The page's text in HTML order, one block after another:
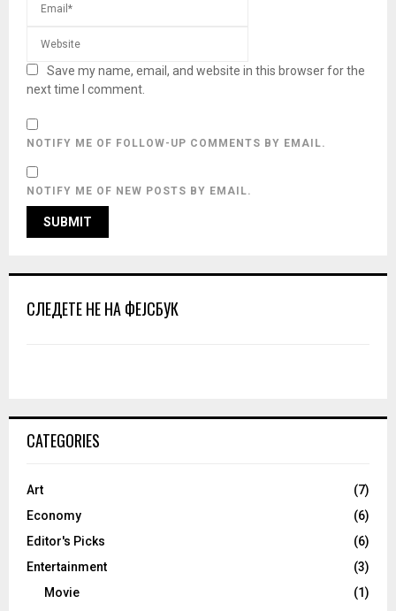
Save my name, email, and website in this browser for the
next time I comment.
NOTIFY ME OF FOLLOW-UP COMMENTS BY EMAIL.
NOTIFY ME OF NEW POSTS BY EMAIL.
СЛЕДЕТЕ НЕ НА ФЕЈСБУК
CATEGORIES
Art
(7)
Economy
(6)
Editor's Picks
(6)
Entertainment
(3)
Movie
(1)